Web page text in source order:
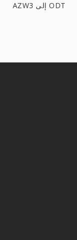
AZW3 إلى ODT